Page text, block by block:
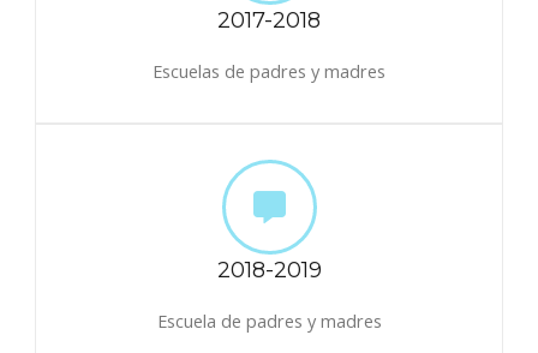
2017-2018
Escuelas de padres y madres
2018-2019
Escuela de padres y madres